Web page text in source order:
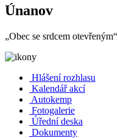
Únanov
„Obec se srdcem otevřeným“
Hlášení rozhlasu
Kalendář akcí
Autokemp
Fotogalerie
Úřední deska
Dokumenty